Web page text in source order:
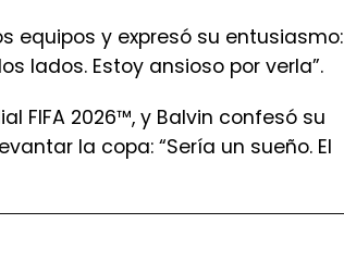
equipos y expresó su entusiasmo:
lados. Estoy ansioso por verla”.
FIFA 2026™, y Balvin confesó su
la copa: “Sería un sueño. El